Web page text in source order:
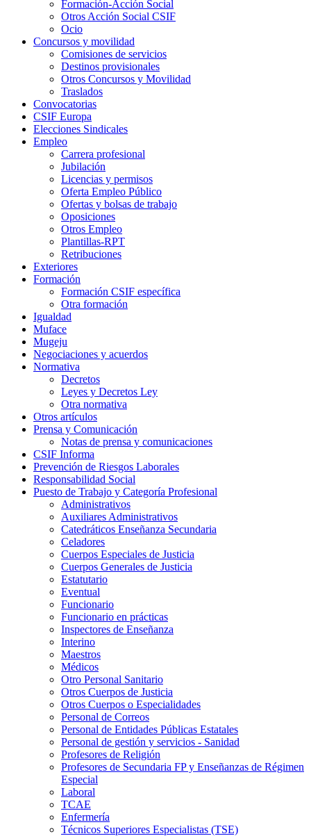
Formación-Acción Social
Otros Acción Social CSIF
Ocio
Concursos y movilidad
Comisiones de servicios
Destinos provisionales
Otros Concursos y Movilidad
Traslados
Convocatorias
CSIF Europa
Elecciones Sindicales
Empleo
Carrera profesional
Jubilación
Licencias y permisos
Oferta Empleo Público
Ofertas y bolsas de trabajo
Oposiciones
Otros Empleo
Plantillas-RPT
Retribuciones
Exteriores
Formación
Formación CSIF específica
Otra formación
Igualdad
Muface
Mugeju
Negociaciones y acuerdos
Normativa
Decretos
Leyes y Decretos Ley
Otra normativa
Otros artículos
Prensa y Comunicación
Notas de prensa y comunicaciones
CSIF Informa
Prevención de Riesgos Laborales
Responsabilidad Social
Puesto de Trabajo y Categoría Profesional
Administrativos
Auxiliares Administrativos
Catedráticos Enseñanza Secundaria
Celadores
Cuerpos Especiales de Justicia
Cuerpos Generales de Justicia
Estatutario
Eventual
Funcionario
Funcionario en prácticas
Inspectores de Enseñanza
Interino
Maestros
Médicos
Otro Personal Sanitario
Otros Cuerpos de Justicia
Otros Cuerpos o Especialidades
Personal de Correos
Personal de Entidades Públicas Estatales
Personal de gestión y servicios - Sanidad
Profesores de Religión
Profesores de Secundaria FP y Enseñanzas de Régimen
Especial
Laboral
TCAE
Enfermería
Técnicos Superiores Especialistas (TSE)